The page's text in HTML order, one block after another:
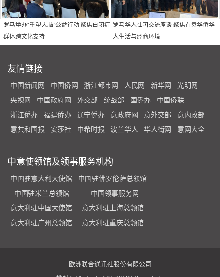
罗马举办“重塑大脑”公益行动 聚焦自闭症
群体跨文化支持
罗马华人社团交流座谈 聚焦在意华侨华
人生活与经商环境
友情链接
中国新闻网 中国侨网 浙江都市网 人民网 新华网
光明网
央视网
中国政府网 外交部 统战部 国侨办
中国侨联
浙江侨办
福建侨办 辽宁侨办 意政府网 意外交部
意内政部
意共和国报
安莎社 中希时报 波兰华人 华人街网 意网大全
中意使领馆及领事服务机构
中国驻意大利大使馆
中国驻佛罗伦萨总领馆
中国驻米兰总领馆
中国领事服务网
意大利驻中国大使馆
意大利驻上海总领馆
意大利驻广州总领馆
意大利驻重庆总领馆
欧洲联合通讯社股份有限公司